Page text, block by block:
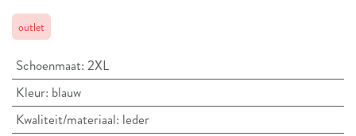
outlet
Schoenmaat: 2XL
Kleur: blauw
Kwaliteit/materiaal: leder